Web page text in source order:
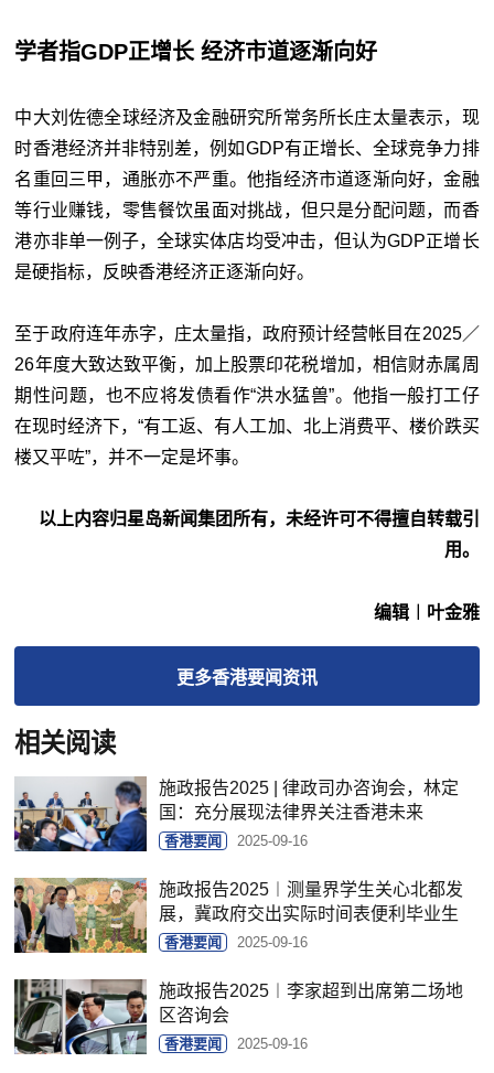
学者指GDP正增长 经济市道逐渐向好
中大刘佐德全球经济及金融研究所常务所长庄太量表示，现
时香港经济并非特别差，例如GDP有正增长、全球竞争力排
名重回三甲，通胀亦不严重。他指经济市道逐渐向好，金融
等行业赚钱，零售餐饮虽面对挑战，但只是分配问题，而香
港亦非单一例子，全球实体店均受冲击，但认为GDP正增长
是硬指标，反映香港经济正逐渐向好。
至于政府连年赤字，庄太量指，政府预计经营帐目在2025／
26年度大致达致平衡，加上股票印花税增加，相信财赤属周
期性问题，也不应将发债看作“洪水猛兽”。他指一般打工仔
在现时经济下，“有工返、有人工加、北上消费平、楼价跌买
楼又平咗”，并不一定是坏事。
以上内容归星岛新闻集团所有，未经许可不得擅自转载引
用。
编辑︱叶金雅
更多香港要闻资讯
相关阅读
施政报告2025 | 律政司办咨询会，林定
国：充分展现法律界关注香港未来
香港要闻 2025-09-16
施政报告2025︱测量界学生关心北都发
展，冀政府交出实际时间表便利毕业生
香港要闻 2025-09-16
施政报告2025︱李家超到出席第二场地
区咨询会
香港要闻 2025-09-16